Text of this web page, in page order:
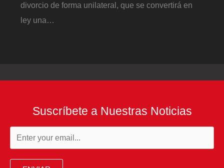
divorcio de forma unilateral, que se convertirá en
ley una…
Suscríbete a Nuestras Noticias